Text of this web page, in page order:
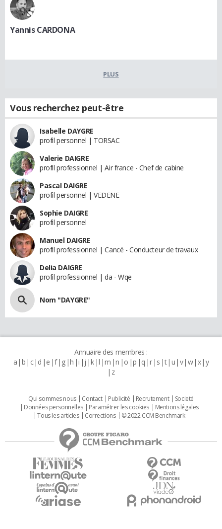
Yannis CARDONA
PLUS
Vous recherchez peut-être
Isabelle DAYGRE
profil personnel | TORSAC
Valerie DAIGRE
profil professionnel | Air france - Chef de cabine
Pascal DAIGRE
profil personnel | VEDENE
Sophie DAIGRE
profil personnel
Manuel DAIGRE
profil professionnel | Cancé - Conducteur de travaux
Delia DAIGRE
profil professionnel | da - Wqe
Nom "DAYGRE"
Annuaire des membres :
a b c d e f g h i j k l m n o p q r s t u v w x y
z
Qui sommes nous Contact Publicité Recrutement
Societé
Données personnelles
Paramétrer les cookies
Mentions légales
Tous les articles
Corrections © 2022 CCM Benchmark